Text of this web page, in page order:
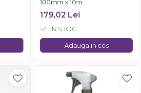
100mm x 10m
179,02 Lei
IN STOC
Adauga in cos